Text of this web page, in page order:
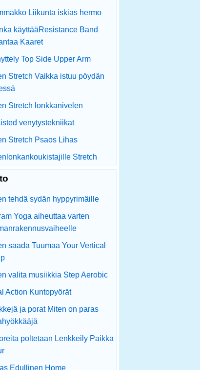
Liikunta iskias hermo
käyttääResistance Band
Kaaret
Top Side Upper Arm
Stretch Vaikka istuu pöydän
Stretch lonkkanivelen
venytystekniikat
Stretch Psaos Lihas
Stretch
tehdä sydän hyppyrimäille
Yoga aiheuttaa varten
saada Tuumaa Your Vertical
valita musiikkia Step Aerobic
Action Kuntopyörät
ja porat Miten on paras
poltetaan Lenkkeily Paikka
Edullinen Home